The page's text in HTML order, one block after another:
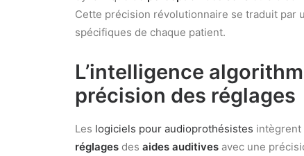
Cette précision révolutionnaire se traduit par
spécifiques de chaque patient.
L’intelligence
précision des réglages
Les logiciels pour audioprothésistes intègrent
réglages des aides auditives avec une